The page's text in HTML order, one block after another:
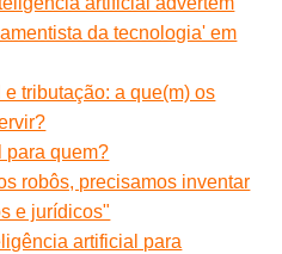
da tecnologia' em
e tributação: a que(m) os
para quem?
robôs, precisamos inventar
e jurídicos"
artificial para